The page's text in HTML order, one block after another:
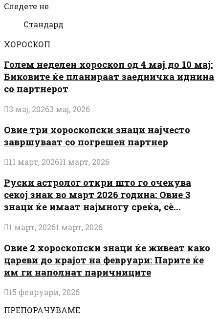
Следете не
Стандард
ХОРОСКОП
Голем неделен хороскоп од 4 мај до 10 мај:
Биковите ќе планираат заедничка иднина
со партнерот
3 мај, 20263 мај, 2026
Овие три хороскопски знаци најчесто
завршуваат со погрешен партнер
11 март, 202611 март, 2026
Руски астролог откри што го очекува
секој знак во март 2026 година: Овие 3
знаци ќе имаат најмногу среќа, сè...
1 март, 20261 март, 2026
Овие 2 хороскопски знаци ќе живеат како
цареви до крајот на февруари: Парите ќе
им ги наполнат паричниците
15 февруари, 2026
ПРЕПОРАЧУВАМЕ